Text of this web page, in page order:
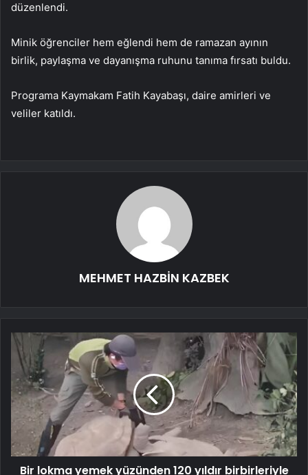
düzenlendi.
Minik öğrenciler hem eğlendi hem de ramazan ayının
birlik, paylaşma ve dayanışma ruhunu tanıma fırsatı buldu.
Programa Kaymakam Fatih Kayabaşı, daire amirleri ve
veliler katıldı.
MEHMET HAZBİN KAZBEK
Bir lokma yemek yüzünden 120 yıldır birbirleriyle